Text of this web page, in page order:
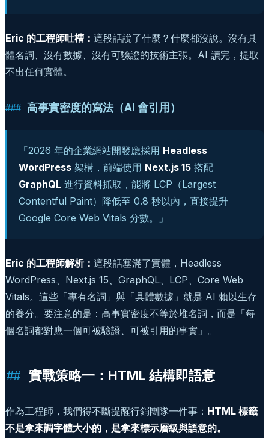
Eric 的工程師吐槽： 這段話說了什麼？什麼都沒說。沒有具
體名詞、沒有數據、沒有可驗證的技術主張。AI 讀完，提取
不出任何實體。
高事實密度的寫法（AI 會引用）
「2026 年的企業網站開發應採用 Headless
WordPress 架構，前端使用 Next.js 15 搭配
GraphQL 進行資料抓取，能將 LCP（Largest
Contentful Paint）降低至 0.8 秒以內，直接提升
Google Core Web Vitals 分數。」
Eric 的工程師解析： 這段話塞滿了實體，Headless
WordPress、Next.js 15、GraphQL、LCP、Core Web
Vitals。這些「專有名詞」與「具體數據」就是 AI 賴以生存
的養分。要注意的是：高事實密度不等於堆名詞，而是「每
個名詞都對應一個可被驗證、可被引用的事實」。
實戰策略一：HTML 結構即語意
作為工程師，我們得不斷提醒行銷團隊一件事： HTML 標籤
不是拿來調字體大小的，是拿來標示層級與語意的。